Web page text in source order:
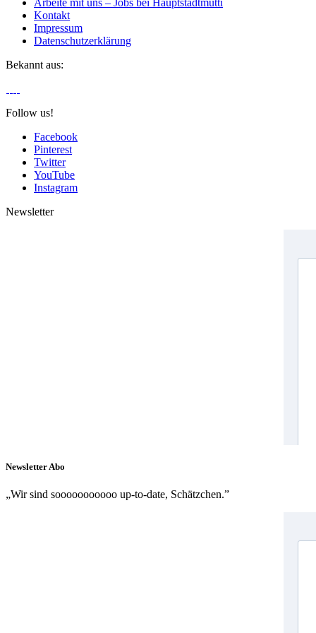
Arbeite mit uns – Jobs bei Hauptstadtmutti
Kontakt
Impressum
Datenschutzerklärung
Bekannt aus:
Follow us!
Facebook
Pinterest
Twitter
YouTube
Instagram
Newsletter
Newsletter Abo
„Wir sind sooooooooooo up-to-date, Schätzchen.”